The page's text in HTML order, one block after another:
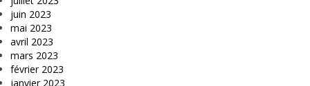
juin 2023
mai 2023
avril 2023
mars 2023
février 2023
janvier 2023